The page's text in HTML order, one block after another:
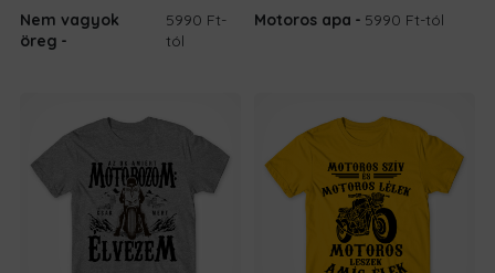
Nem vagyok
öreg
5990 Ft-
tól
Motoros apa 5990 Ft-tól